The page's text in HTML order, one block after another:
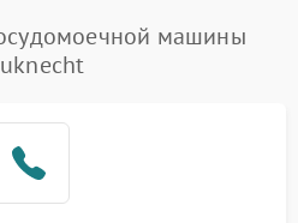
1800 ₽ Подробнее →
1700 ₽
машины